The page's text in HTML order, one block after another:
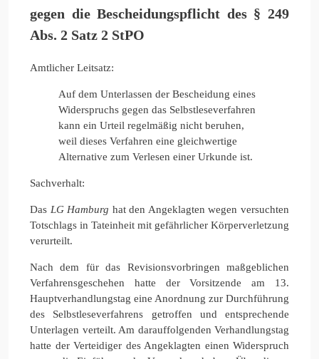
gegen die Bescheidungspflicht des § 249
Abs. 2 Satz 2 StPO
Amtlicher Leitsatz:
Auf dem Unterlassen der Bescheidung eines
Widerspruchs gegen das Selbstleseverfahren
kann ein Urteil regelmäßig nicht beruhen,
weil dieses Verfahren eine gleichwertige
Alternative zum Verlesen einer Urkunde ist.
Sachverhalt:
Das LG Hamburg hat den Angeklagten wegen versuchten
Totschlags in Tateinheit mit gefährlicher Körperverletzung
verurteilt.
Nach dem für das Revisionsvorbringen maßgeblichen
Verfahrensgeschehen hatte der Vorsitzende am 13.
Hauptverhandlungstag eine Anordnung zur Durchführung
des Selbstleseverfahrens getroffen und entsprechende
Unterlagen verteilt. Am darauffolgenden Verhandlungstag
hatte der Verteidiger des Angeklagten einen Widerspruch